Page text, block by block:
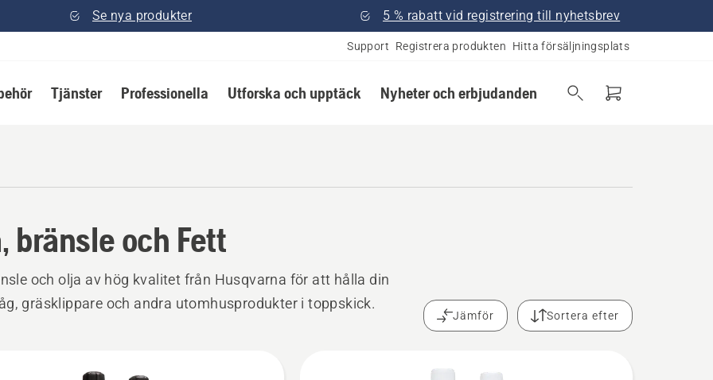
Se nya produkter 5 % rabatt vid registrering till nyhetsbrev
Support Registrera produkten Hitta försäljningsplats
Tjänster Professionella Utforska och upptäck Nyheter och erbjudanden
bränsle och Fett
och olja av hög kvalitet från Husqvarna för att hålla din
gräsklippare och andra utomhusprodukter i toppskick.
Jämför Sortera efter